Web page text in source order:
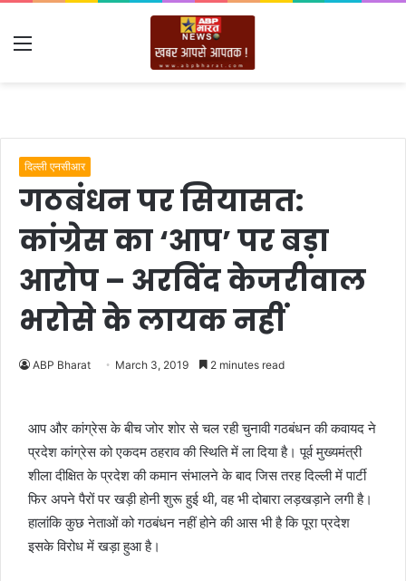
Menu
दिल्ली एनसीआर
गठबंधन पर सियासत:
कांग्रेस का ‘आप’ पर बड़ा
आरोप – अरविंद केजरीवाल
भरोसे के लायक नहीं
ABP Bharat March 3, 2019 2 minutes read
आप और कांग्रेस के बीच जोर शोर से चल रही चुनावी गठबंधन की कवायद ने
प्रदेश कांग्रेस को एकदम ठहराव की स्थिति में ला दिया है। पूर्व मुख्यमंत्री
शीला दीक्षित के प्रदेश की कमान संभालने के बाद जिस तरह दिल्ली में पार्टी
फिर अपने पैरों पर खड़ी होनी शुरू हुई थी, वह भी दोबारा लड़खड़ाने लगी है।
हालांकि कुछ नेताओं को गठबंधन नहीं होने की आस भी है कि पूरा प्रदेश
इसके विरोध में खड़ा हुआ है।